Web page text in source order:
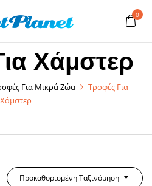
0
Χάμστερ
Για Μικρά Ζώα
Τροφές Για
Χάμστερ
Προκαθορισμένη Ταξινόμηση